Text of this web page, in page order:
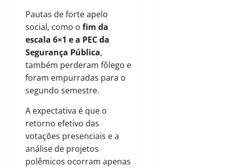
Pautas de forte apelo
social, como o fim da
escala 6×1 e a PEC da
Segurança Pública,
também perderam fôlego e
foram empurradas para o
segundo semestre.
A expectativa é que o
retorno efetivo das
votações presenciais e a
análise de projetos
polêmicos ocorram apenas